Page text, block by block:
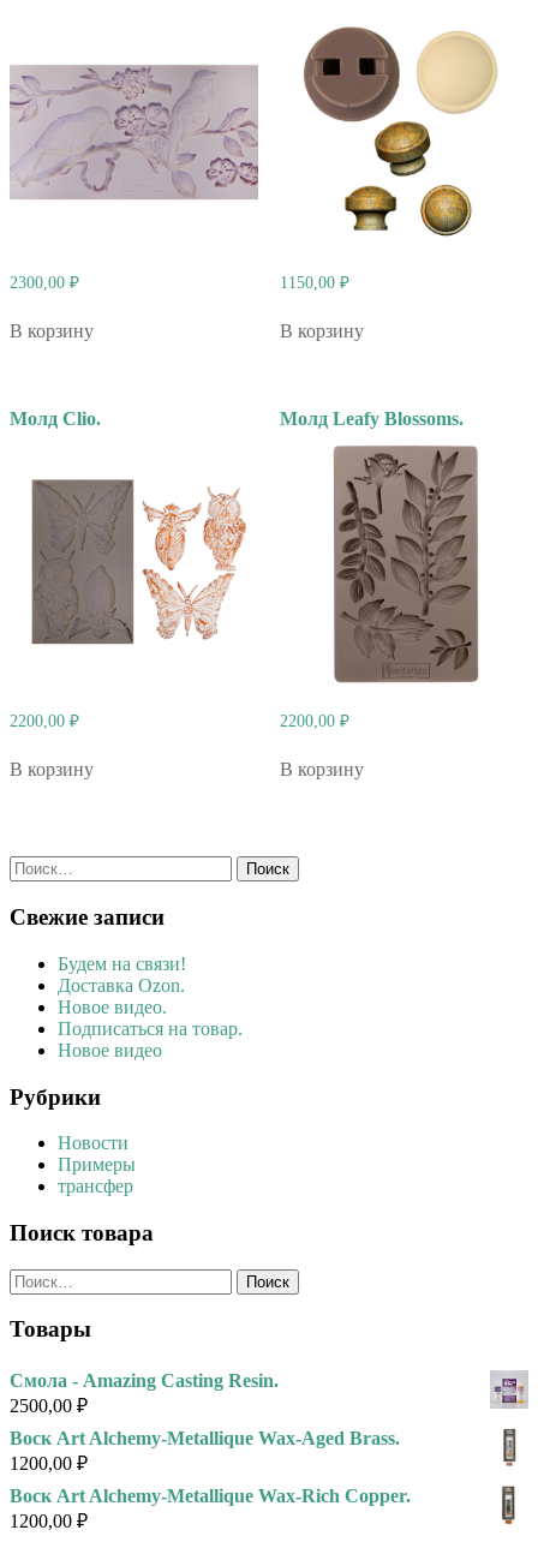
2300,00 ₽
В корзину
1150,00 ₽
В корзину
Молд Clio.
2200,00 ₽
В корзину
Молд Leafy Blossoms.
2200,00 ₽
В корзину
Найти:
Свежие записи
Будем на связи!
Доставка Ozon.
Новое видео.
Подписаться на товар.
Новое видео
Рубрики
Новости
Примеры
трансфер
Поиск товара
Найти:
Товары
Смола - Amazing Casting Resin.
2500,00 ₽
Воск Art Alchemy-Metallique Wax-Aged Brass.
1200,00 ₽
Воск Art Alchemy-Metallique Wax-Rich Copper.
1200,00 ₽